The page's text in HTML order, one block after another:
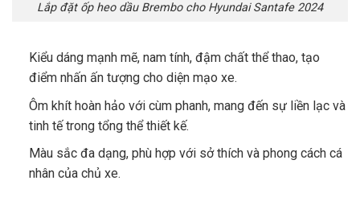
Lắp đặt ốp heo dầu Brembo cho Hyundai Santafe 2024
Kiểu dáng mạnh mẽ, nam tính, đậm chất thể thao, tạo
điểm nhấn ấn tượng cho diện mạo xe.
Ôm khít hoàn hảo với cùm phanh, mang đến sự liền lạc và
tinh tế trong tổng thể thiết kế.
Màu sắc đa dạng, phù hợp với sở thích và phong cách cá
nhân của chủ xe.